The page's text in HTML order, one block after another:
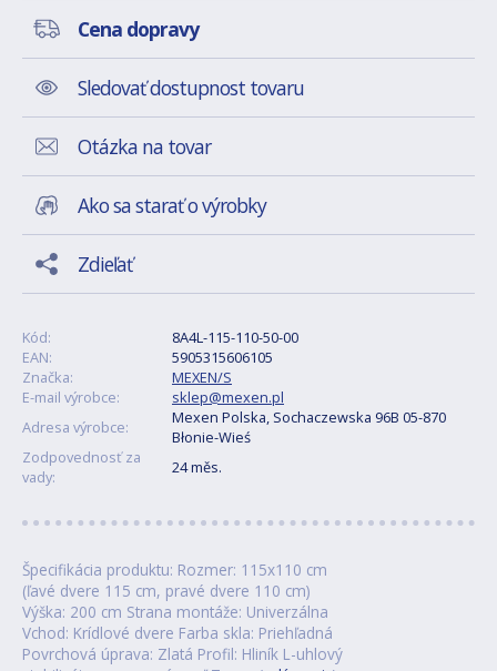
Cena dopravy
Sledovať dostupnost tovaru
Otázka na tovar
Ako sa starať o výrobky
Zdieľať
Kód:
8A4L-115-110-50-00
EAN:
5905315606105
Značka:
MEXEN/S
E-mail výrobce:
sklep@mexen.pl
Adresa výrobce:
Mexen Polska, Sochaczewska 96B 05-870
Błonie-Wieś
Zodpovednosť za
vady:
24 měs.
Špecifikácia produktu: Rozmer: 115x110 cm
(ľavé dvere 115 cm, pravé dvere 110 cm)
Výška: 200 cm Strana montáže: Univerzálna
Vchod: Krídlové dvere Farba skla: Priehľadná
Povrchová úprava: Zlatá Profil: Hliník L-uhlový